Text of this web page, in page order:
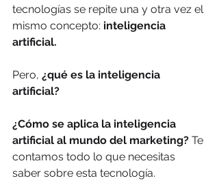
tecnologías se repite una y otra vez el
mismo concepto: inteligencia
artificial.
Pero, ¿qué es la inteligencia
artificial?
¿Cómo se aplica la inteligencia
artificial al mundo del marketing? Te
contamos todo lo que necesitas
saber sobre esta tecnología.